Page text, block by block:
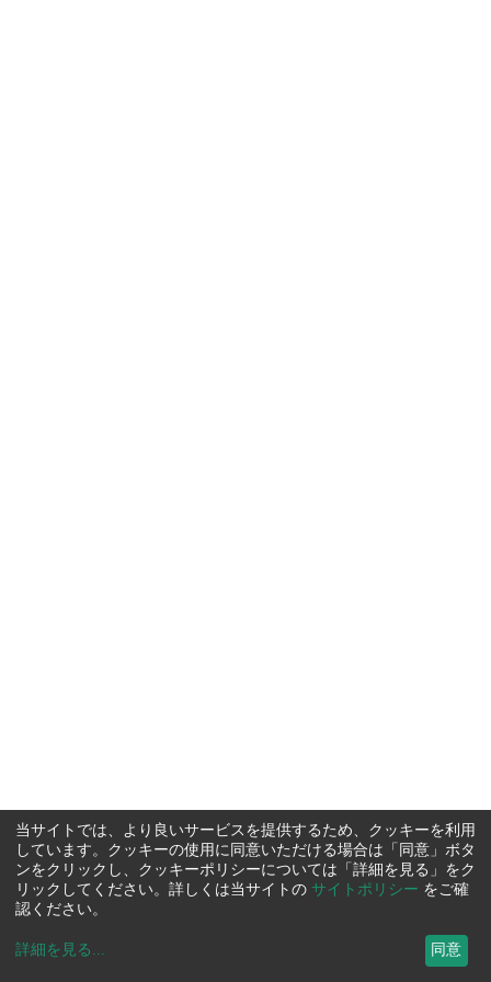
当サイトでは、より良いサービスを提供するため、クッキーを利用
しています。クッキーの使用に同意いただける場合は「同意」ボタ
ンをクリックし、クッキーポリシーについては「詳細を見る」をク
リックしてください。詳しくは当サイトの サイトポリシー をご確
認ください。
詳細を見る ... 同意